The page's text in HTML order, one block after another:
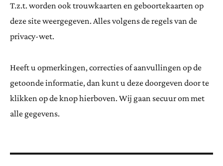
T.z.t. worden ook trouwkaarten en geboortekaarten op
deze site weergegeven. Alles volgens de regels van de
privacy-wet.
Heeft u opmerkingen, correcties of aanvullingen op de
getoonde informatie, dan kunt u deze doorgeven door te
klikken op de knop hierboven. Wij gaan secuur om met
alle gegevens.